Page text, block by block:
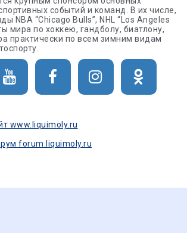
событий и команд. В их числе,
NBA “Chicago Bulls”, NHL “Los Angeles
мира по хоккею, гандболу, биатлону,
практически по всем зимним видам
www.liquimoly.ru
forum.liquimoly.ru